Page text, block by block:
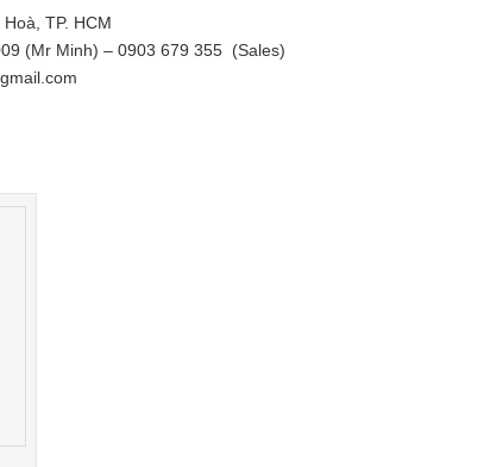
TP. HCM
(Mr Minh) – 0903 679 355 (Sales)